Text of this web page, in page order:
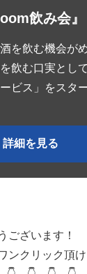
飲み会』
を飲む機会が
飲む口実とし
ビス」をスタ
詳細を見る
ございます！
ンクリック頂